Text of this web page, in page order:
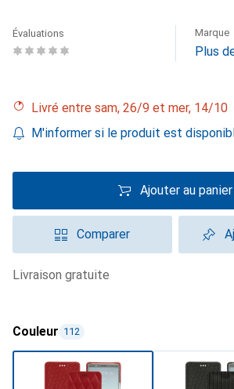
Évaluations Marque
Plus
Livré entre sam, 26/9 et mer, 14/10
M'informer si le produit est
Ajouter au panier
Comparer
livraison gratuite
Couleur 112